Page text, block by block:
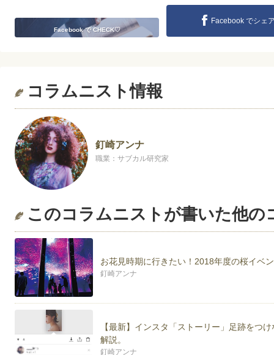
Facebook で CHECK♡
Facebook でシェ
コラムニスト情報
釘崎アンナ
職業：サブカル研究家
このコラムニストが書いた他の
お花見時期に行きたい！2018年度の桜イベ
釘崎アンナ
【最新】インスタ「ストーリー」足跡をつ
解説。
釘崎アンナ